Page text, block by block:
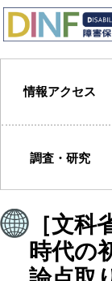
情報アクセス
調査・研究
［文
時代の